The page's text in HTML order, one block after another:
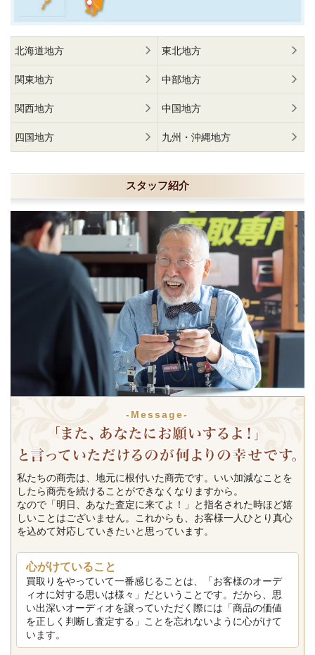
北海道地方 東北地方
関東地方 中部地方
関西地方 中国地方
四国地方 九州・沖縄地方
スタッフ紹介
-Message-
私たちの商売は、地元に根付いた商売です。いい加減なことを
したら商売を続けることができなくなりますから。
なので「明日、あなた査定に来てよ！」と指名された時ほど嬉
しいことはございません。これからも、お客様一人ひとり真心
を込めて対応していきたいと思っています。
心がけていること
買取りをやっていて一番感じることは、「お客様のオーデ
ィオに対する思いは様々」だということです。だから、思
い出深いオーディオを譲っていただく際には「商品の価値
を正しく判断し査定する」ことを忘れないように心がけて
います。